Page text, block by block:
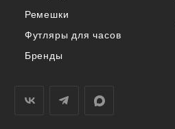
Ремешки
Футляры для часов
Бренды